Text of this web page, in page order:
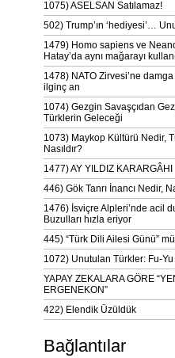
1075) ASELSAN Satılamaz!
502) Trump’ın ‘hediyesi’…
1479) Homo sapiens ve
Hatay’da aynı mağarayı
1478) NATO Zirvesi’ne
ilginç an
1074) Gezgin Savaşçıdan
Türklerin Geleceği
1073) Maykop Kültürü Nedir,
Nasıldır?
1477) AY YILDIZ KARARGÂHI
446) Gök Tanrı İnancı Nedir,
1476) İsviçre Alpleri’nde acil
Buzulları hızla eriyor
445) “Türk Dili Ailesi Günü”
1072) Unutulan Türkler: Fu-Yu
YAPAY ZEKALARA GÖRE
ERGENEKON”
422) Elendik Üzüldük
Bağlantılar